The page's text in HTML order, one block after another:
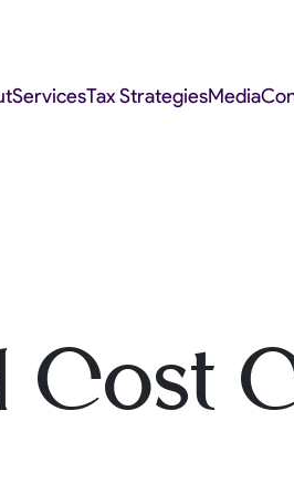
ServicesTax StrategiesMedia
Cost